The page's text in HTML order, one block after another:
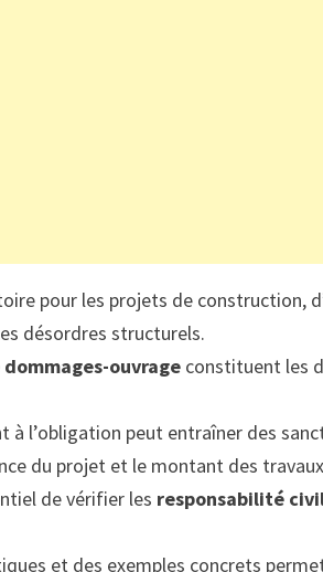
pour les projets de construction,
désordres structurels.
dommages-ouvrage constituent les
l’obligation peut entraîner des
du projet et le montant des
de vérifier les responsabilité
et des exemples concrets